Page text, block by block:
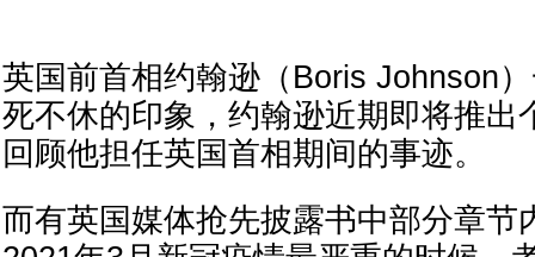
英国前首相约翰逊（Boris Johnson
死不休的印象，约翰逊近期即将推出
回顾他担任英国首相期间的事迹。
而有英国媒体抢先披露书中部分章节